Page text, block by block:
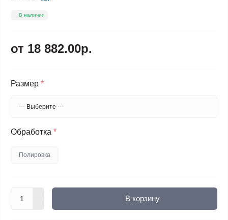
В наличии
от 18 882.00р.
Размер *
Обработка *
Полировка
В корзину